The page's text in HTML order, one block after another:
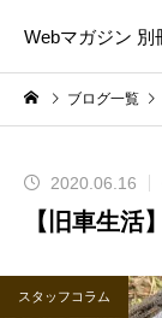
Webマガジン 別
ブログ一覧
2020.06.16
【旧車生活
スタッフコラム